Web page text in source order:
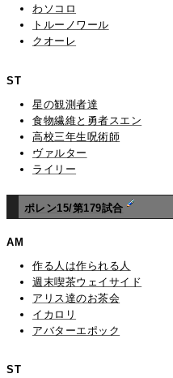
わソコロ
トルーノワール
クオーレ
ST
星の観測者達
食物繊維と勇者スエン
高校三年生呪術師
ヴァルター
ライリー
ポレン15/第179試合
AM
作る人は作られる人
週末喫茶ウェイサイド
アリス達のお茶会
イカロリ
アバターエポック
ST